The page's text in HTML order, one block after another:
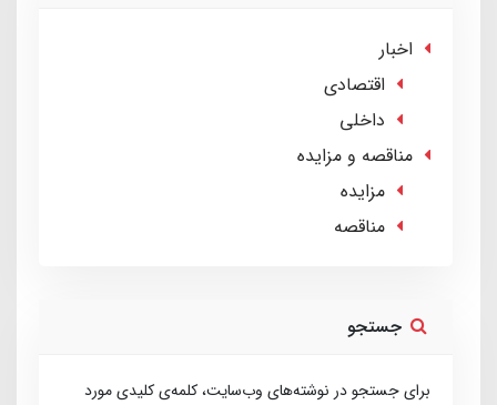
اخبار
اقتصادی
داخلی
مناقصه و مزایده
مزایده
مناقصه
جستجو
برای جستجو در نوشته‌های وب‌سایت، کلمه‌ی کلیدی مورد